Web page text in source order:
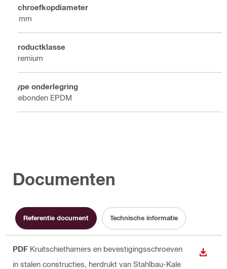
Schroefkopdiameter
8 mm
Productklasse
Premium
Type onderlegring
Gebonden EPDM
Documenten
Referentie document Technische informatie
PDF Kruitschiethamers en bevestigingsschroeven
in stalen constructies, herdrukt van Stahlbau-Kale